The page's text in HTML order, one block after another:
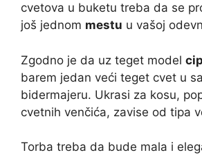
cvetova u buketu treba da se
još jednom mestu u vašoj
Zgodno je da uz teget model
barem jedan veći teget cvet u
bidermajeru. Ukrasi za kosu,
cvetnih venčića, zavise od tipa
Torba treba da bude mala i